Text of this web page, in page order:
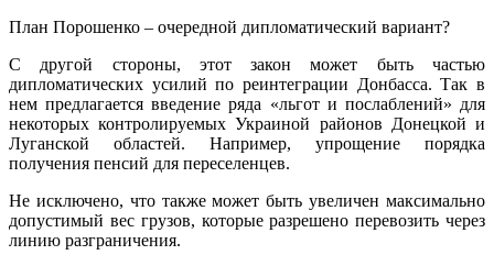
План Порошенко – очередной дипломатический вариант?
С другой стороны, этот закон может быть частью
дипломатических усилий по реинтеграции Донбасса. Так в
нем предлагается введение ряда «льгот и послаблений» для
некоторых контролируемых Украиной районов Донецкой и
Луганской областей. Например, упрощение порядка
получения пенсий для переселенцев.
Не исключено, что также может быть увеличен максимально
допустимый вес грузов, которые разрешено перевозить через
линию разграничения.